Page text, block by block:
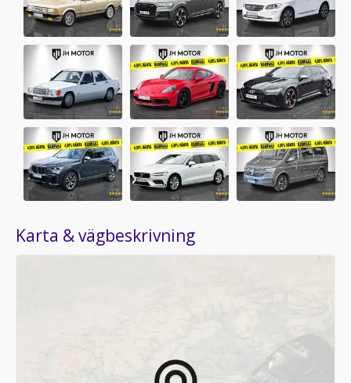
Karta & vägbeskrivning